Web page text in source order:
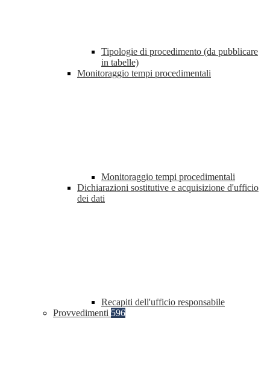
Tipologie di procedimento (da pubblicare
in tabelle)
Monitoraggio tempi procedimentali
Monitoraggio tempi procedimentali
Dichiarazioni sostitutive e acquisizione d'ufficio
dei dati
Recapiti dell'ufficio responsabile
Provvedimenti 596